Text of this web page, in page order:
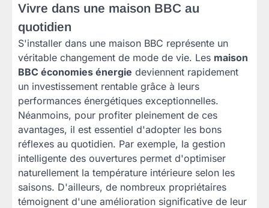
Vivre dans une maison BBC au
quotidien
S'installer dans une maison BBC représente un
véritable changement de mode de vie. Les maison
BBC économies énergie deviennent rapidement
un investissement rentable grâce à leurs
performances énergétiques exceptionnelles.
Néanmoins, pour profiter pleinement de ces
avantages, il est essentiel d'adopter les bons
réflexes au quotidien. Par exemple, la gestion
intelligente des ouvertures permet d'optimiser
naturellement la température intérieure selon les
saisons. D'ailleurs, de nombreux propriétaires
témoignent d'une amélioration significative de leur